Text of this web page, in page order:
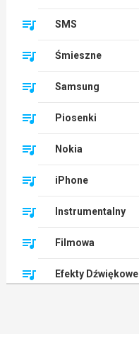
SMS
Śmieszne
Samsung
Piosenki
Nokia
iPhone
Instrumentalny
Filmowa
Efekty Dźwiękowe